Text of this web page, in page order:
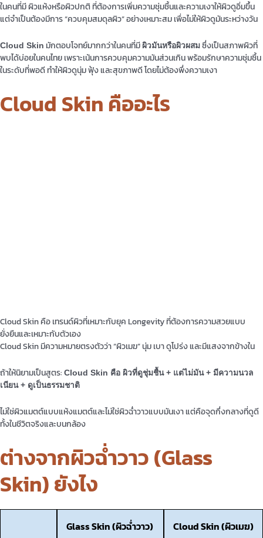
ในคนที่มี ผิวแห้งหรือผิวปกติ ที่ต้องการเพิ่มความชุ่มชื้นและความเงาให้ผิวดูอิ่มขึ้น
แต่จำเป็นต้องมีการ “ควบคุมสมดุลผิว” อย่างเหมาะสม เพื่อไม่ให้ผิวดูมันระหว่างวัน
Cloud Skin มักตอบโจทย์มากกว่าในคนที่มี ผิวมันหรือผิวผสม ซึ่งเป็นสภาพผิวที่
พบได้บ่อยในคนไทย เพราะเน้นการควบคุมความมันส่วนเกิน พร้อมรักษาความชุ่มชื้น
ในระดับที่พอดี ทำให้ผิวดูนุ่ม ฟุ้ง และสุขภาพดี โดยไม่ต้องพึ่งความเงา
Cloud Skin คืออะไร
Cloud Skin คือ เทรนด์ผิวที่เหมาะกับยุค Longevity ที่ต้องการความสวยแบบ
ยั่งยืนและเหมาะกับตัวเอง
Cloud Skin มีความหมายตรงตัวว่า “ผิวเมฆ” นุ่ม เบา ดูโปร่ง และมีแสงจากข้างใน
ถ้าให้นิยามเป็นสูตร: Cloud Skin คือ ผิวที่ดูชุ่มชื้น + แต่ไม่มัน + มีความนวล
เนียน + ดูเป็นธรรมชาติ
ไม่ใช่ผิวแมตต์แบบแห้งแมตต์และไม่ใช่ผิวฉ่ำวาวแบบมันเงา แต่คือจุดกึ่งกลางที่ดูดี
ทั้งในชีวิตจริงและบนกล้อง
ต่างจากผิวฉ่ำวาว (Glass
Skin) ยังไง
Glass Skin (ผิวฉ่ำวาว) Cloud Skin (ผิวเมฆ)